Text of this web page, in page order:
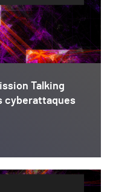
Talking
cyberattaques